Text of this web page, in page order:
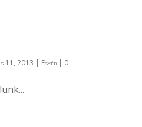
11, 2013 | Egyéb| 0